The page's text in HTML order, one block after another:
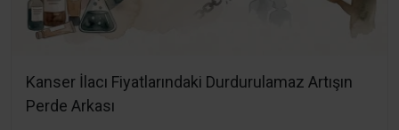
Kanser İlacı Fiyatlarındaki Durdurulamaz Artışın
Perde Arkası